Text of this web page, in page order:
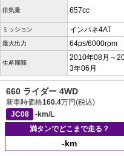
排気量 657cc
ミッション インパネ4AT
最大出力 64ps/6000rpm
生産期間
2010年08月～
3年06月
660 ライダー 4WD
新車時価格160.4万円(税込)
JC08
-km/L
満タンでどこまで走る？
-km